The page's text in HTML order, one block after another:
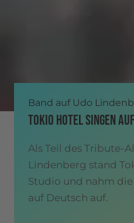
Band auf Udo
TOKIO HOTEL SINGEN
Als Teil des Tribute-
Lindenberg stand
Studio und nahm die
auf Deutsch auf.